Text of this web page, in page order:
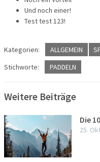
Und noch einer!
Test test 123!
Kategorien: ALLGEMEIN
Stichworte:
PADDELN
Weitere Beiträge
Die
25.